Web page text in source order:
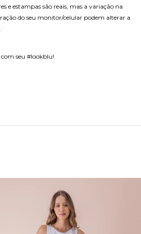
e estampas são reais, mas a variação na
do seu monitor/celular podem alterar a
com seu #lookblu!